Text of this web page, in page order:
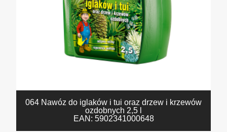
064 Nawóz do iglaków i tui oraz drzew i krzewów
ozdobnych 2,5 l
EAN: 5902341000648